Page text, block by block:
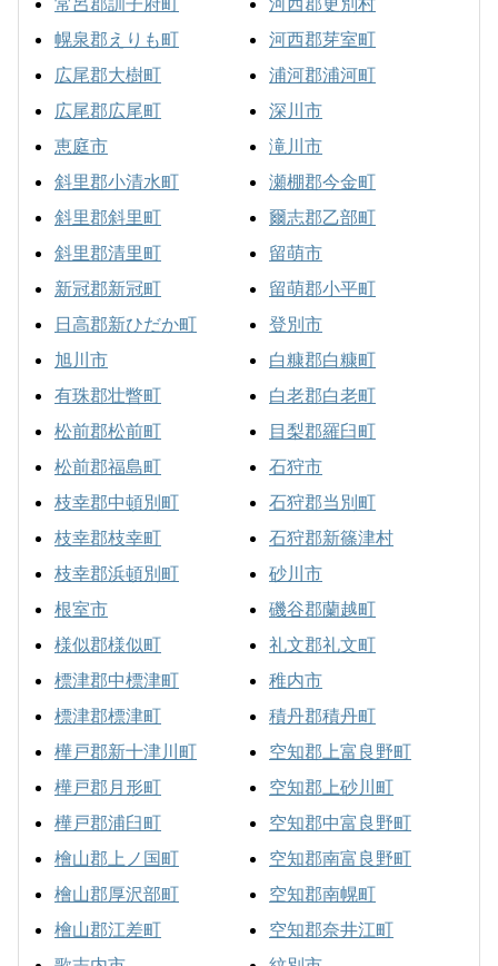
幌泉郡えりも町
広尾郡大樹町
広尾郡広尾町
恵庭市
斜里郡小清水町
斜里郡斜里町
斜里郡清里町
新冠郡新冠町
日高郡新ひだか町
旭川市
有珠郡壮瞥町
松前郡松前町
松前郡福島町
枝幸郡中頓別町
枝幸郡枝幸町
枝幸郡浜頓別町
根室市
様似郡様似町
標津郡中標津町
標津郡標津町
樺戸郡新十津川町
樺戸郡月形町
樺戸郡浦臼町
檜山郡上ノ国町
檜山郡厚沢部町
檜山郡江差町
河西郡芽室町
浦河郡浦河町
深川市
滝川市
瀬棚郡今金町
爾志郡乙部町
留萌市
留萌郡小平町
登別市
白糠郡白糠町
白老郡白老町
目梨郡羅臼町
石狩市
石狩郡当別町
石狩郡新篠津村
砂川市
磯谷郡蘭越町
礼文郡礼文町
稚内市
積丹郡積丹町
空知郡上富良野町
空知郡上砂川町
空知郡中富良野町
空知郡南富良野町
空知郡南幌町
空知郡奈井江町